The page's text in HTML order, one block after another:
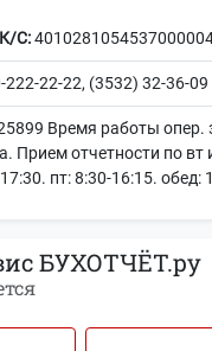
К/С:
222-22-22, (3532) 32-36-09
Время работы опер.
Прием отчетности по
пт: 8:30-16:15. обед:
БУХОТЧЁТ.ру